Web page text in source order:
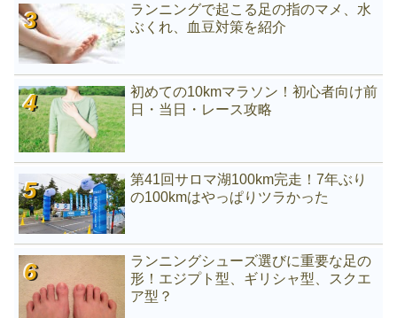
ランニングで起こる足の指のマメ、水
ぶくれ、血豆対策を紹介
初めての10kmマラソン！初心者向け前
日・当日・レース攻略
第41回サロマ湖100km完走！7年ぶり
の100kmはやっぱりツラかった
ランニングシューズ選びに重要な足の
形！エジプト型、ギリシャ型、スクエ
ア型？